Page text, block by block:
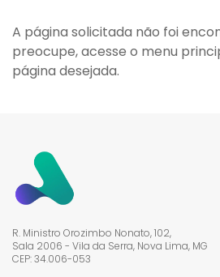
A página solicitada não foi
preocupe, acesse o menu
página desejada.
R. Ministro Orozimbo Nonato, 102,
Sala 2006 - Vila da Serra, Nova Lima, MG
CEP: 34.006-053